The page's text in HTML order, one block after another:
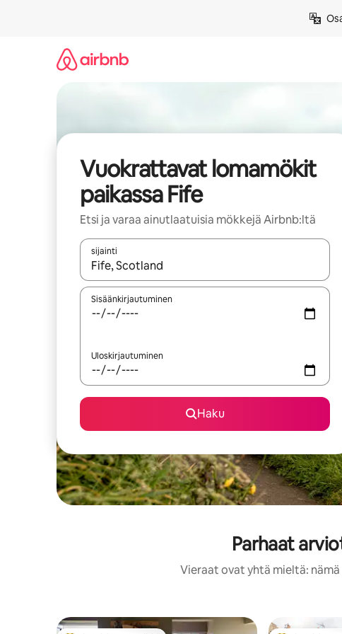
Vuokrattavat lomamökit
paikassa Fife
Etsi ja varaa ainutlaatuisia mökkejä Airbnb:ltä
sijainti
Kun tulokset ovat saatavilla, navigoi ylös- ja alas-
Sisäänkirjautuminen
Uloskirjautuminen
Haku
Parhaat
Vieraat ovat yhtä mieltä: